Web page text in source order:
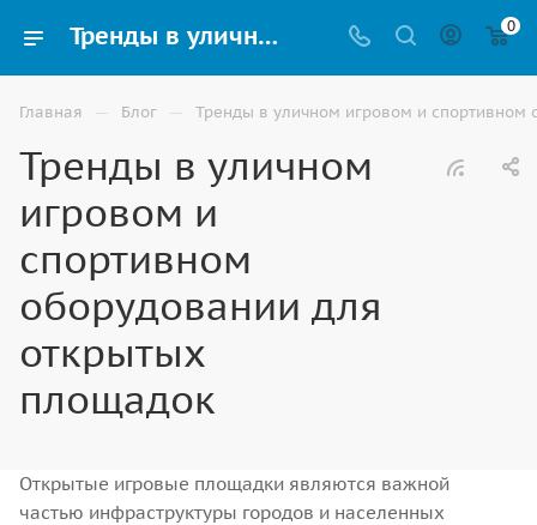
Тренды в уличном игровом и спортивном оборудовании для открытых площадок в Москве 0
Главная — Блог — Тренды в уличном игровом и спортивном
Тренды в уличном
игровом и
спортивном
оборудовании для
открытых
площадок
Открытые игровые площадки являются важной
частью инфраструктуры городов и населенных